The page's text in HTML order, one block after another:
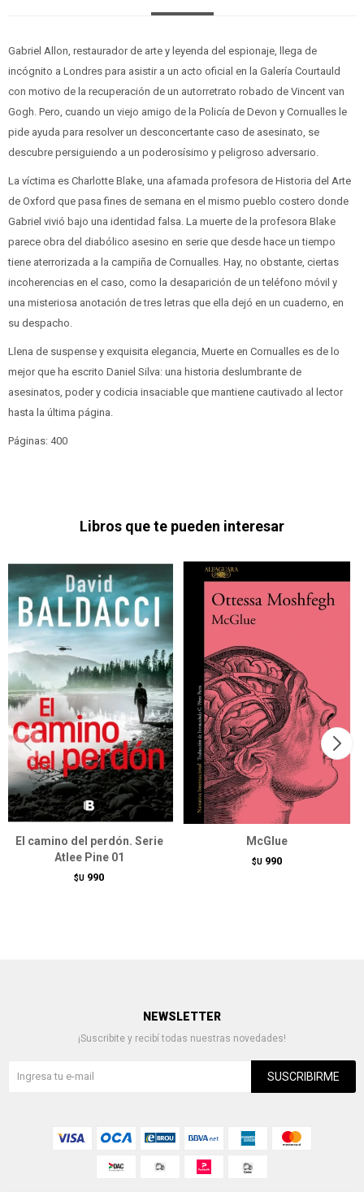
Gabriel Allon, restaurador de arte y leyenda del espionaje, llega de
incógnito a Londres para asistir a un acto oficial en la Galería Courtauld
con motivo de la recuperación de un autorretrato robado de Vincent van
Gogh. Pero, cuando un viejo amigo de la Policía de Devon y Cornualles le
pide ayuda para resolver un desconcertante caso de asesinato, se
descubre persiguiendo a un poderosísimo y peligroso adversario.
La víctima es Charlotte Blake, una afamada profesora de Historia del Arte
de Oxford que pasa fines de semana en el mismo pueblo costero donde
Gabriel vivió bajo una identidad falsa. La muerte de la profesora Blake
parece obra del diabólico asesino en serie que desde hace un tiempo
tiene aterrorizada a la campiña de Cornualles. Hay, no obstante, ciertas
incoherencias en el caso, como la desaparición de un teléfono móvil y
una misteriosa anotación de tres letras que ella dejó en un cuaderno, en
su despacho.
Llena de suspense y exquisita elegancia, Muerte en Cornualles es de lo
mejor que ha escrito Daniel Silva: una historia deslumbrante de
asesinatos, poder y codicia insaciable que mantiene cautivado al lector
hasta la última página.
Páginas: 400
Libros que te pueden interesar
El camino del perdón. Serie
Atlee Pine 01
$U 990
McGlue
$U 990
NEWSLETTER
¡Suscribite y recibí todas nuestras novedades!
SUSCRIBIRME